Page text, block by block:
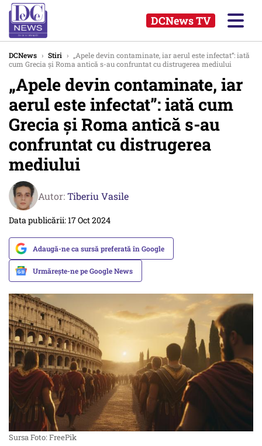
DCNews TV
DCNews › Stiri › „Apele devin contaminate, iar aerul este infectat”: iată
cum Grecia și Roma antică s-au confruntat cu distrugerea mediului
„Apele devin contaminate, iar
aerul este infectat”: iată cum
Grecia și Roma antică s-au
confruntat cu distrugerea
mediului
Autor:Tiberiu Vasile
Data publicării: 17 Oct 2024
Adaugă-ne ca sursă preferată în Google
Urmărește-ne pe Google News
Sursa Foto: FreePik